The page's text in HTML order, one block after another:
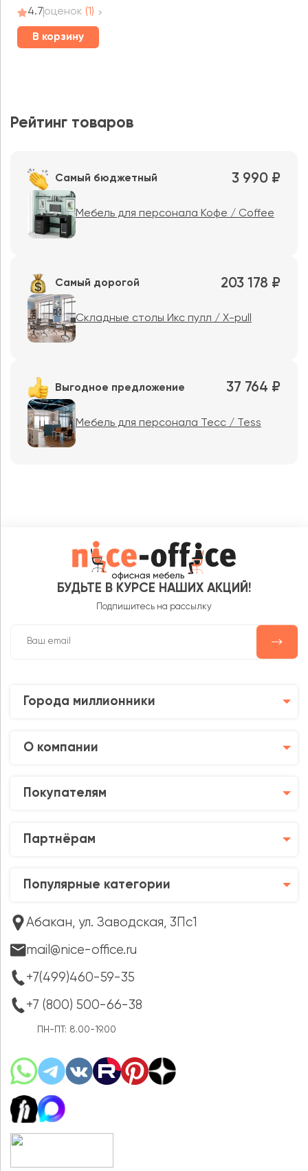
4.7оценок (1)
В корзину
Рейтинг товаров
Самый бюджетный 3 990 ₽
Мебель для персонала Кофе / Coffee
Самый дорогой 203 178 ₽
Складные столы Икс пулл / X-pull
Выгодное предложение 37 764 ₽
Мебель для персонала Тесс / Tess
БУДЬТЕ В КУРСЕ НАШИХ АКЦИЙ!
Подпишитесь на рассылку
Города миллионники
О компании
Покупателям
Партнёрам
Популярные категории
Абакан, ул. Заводская, 3Пс1
mail@nice-office.ru
+7(499)460-59-35
+7 (800) 500-66-38
ПН-ПТ: 8.00-19.00